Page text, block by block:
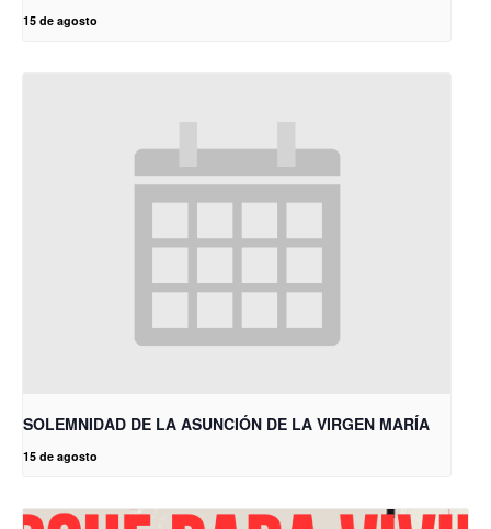
15 de agosto
SOLEMNIDAD DE LA ASUNCIÓN DE LA VIRGEN MARÍA
15 de agosto